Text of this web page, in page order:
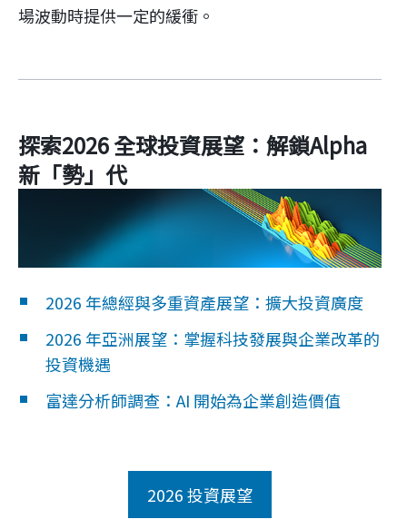
場波動時提供一定的緩衝。
探索2026 全球投資展望：解鎖Alpha
新「勢」代
2026 年總經與多重資產展望：擴大投資廣度
2026 年亞洲展望：掌握科技發展與企業改革的
投資機遇
富達分析師調查：AI 開始為企業創造價值